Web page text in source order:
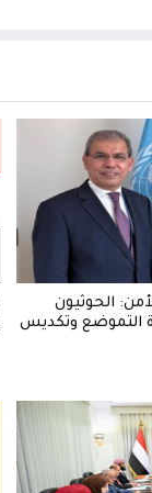
الحوثيون
التموضع وتكديس